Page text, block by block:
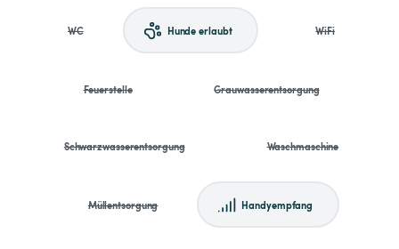
WC Hunde erlaubt WiFi
Feuerstelle Grauwasserentsorgung
Schwarzwasserentsorgung Waschmaschine
Müllentsorgung Handyempfang